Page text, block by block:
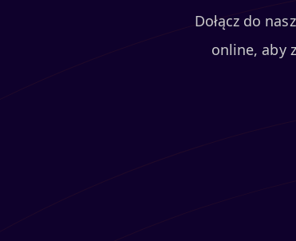
Dołącz do
online, aby